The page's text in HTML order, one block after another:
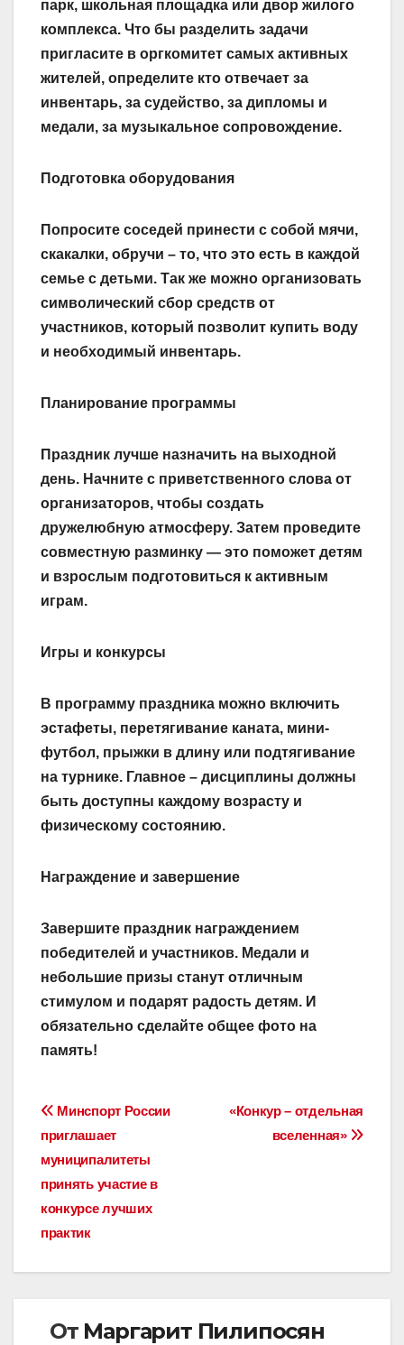
парк, школьная площадка или двор жилого
комплекса. Что бы разделить задачи
пригласите в оргкомитет самых активных
жителей, определите кто отвечает за
инвентарь, за судейство, за дипломы и
медали, за музыкальное сопровождение.
Подготовка оборудования
Попросите соседей принести с собой мячи,
скакалки, обручи – то, что это есть в каждой
семье с детьми. Так же можно организовать
символический сбор средств от
участников, который позволит купить воду
и необходимый инвентарь.
Планирование программы
Праздник лучше назначить на выходной
день. Начните с приветственного слова от
организаторов, чтобы создать
дружелюбную атмосферу. Затем проведите
совместную разминку — это поможет детям
и взрослым подготовиться к активным
играм.
Игры и конкурсы
В программу праздника можно включить
эстафеты, перетягивание каната, мини-
футбол, прыжки в длину или подтягивание
на турнике. Главное – дисциплины должны
быть доступны каждому возрасту и
физическому состоянию.
Награждение и завершение
Завершите праздник награждением
победителей и участников. Медали и
небольшие призы станут отличным
стимулом и подарят радость детям. И
обязательно сделайте общее фото на
память!
Навигация
по
записям
«Конкур – отдельная
вселенная»
Минспорт России
приглашает
муниципалитеты
принять участие в
конкурсе лучших
практик
От Маргарит Пилипосян